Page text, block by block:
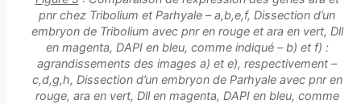
pnr chez Tribolium et Parhyale – a,b,e,f, Dissection d’un
embryon de Tribolium avec pnren rouge et araen vert, Dll
en magenta, DAPIen bleu, comme indiqué – b) et f) :
agrandissements des images a) et e), respectivement –
c,d,g,h, Dissection d’un embryon de Parhyaleavec pnren
rouge, araen vert, Dllen magenta, DAPIen bleu, comme